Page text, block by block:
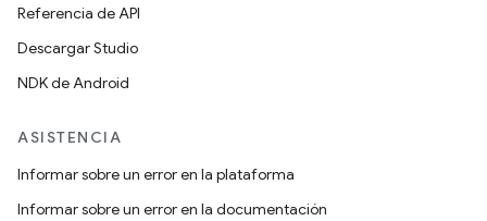
Referencia de API
Descargar Studio
NDK de Android
ASISTENCIA
Informar sobre un error en la plataforma
Informar sobre un error en la documentación